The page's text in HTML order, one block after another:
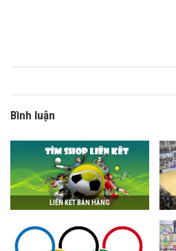
Bình luận
LIÊN KẾT BÁN HÀNG